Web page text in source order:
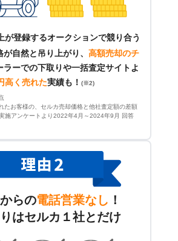
が登録するオークションで競り合う
自然と吊り上がり、 高額売却のチ
ラーでの下取りや一括査定サイトよ
高く売れた実績も！ (※2)
たお客様の、セルカ売却価格と他社査定額の差額
施アンケートより2022年4月～2024年9月 回答
らの電話営業なし ！
はセルカ１社とだけ